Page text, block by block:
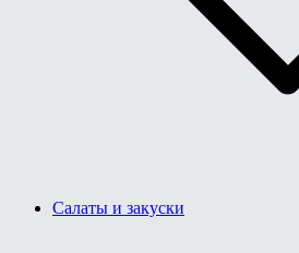
Салаты и закуски